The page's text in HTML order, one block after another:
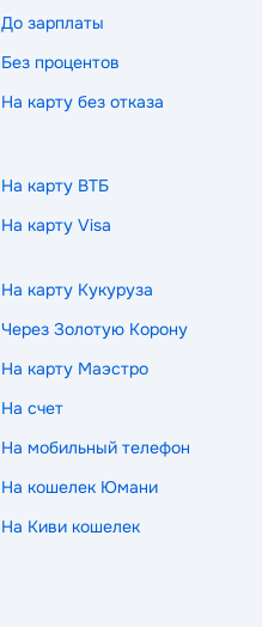
До зарплаты
Без процентов
На карту без отказа
На карту ВТБ
На карту Visa
На карту Кукуруза
Через Золотую Корону
На карту Маэстро
На счет
На мобильный телефон
На кошелек Юмани
На Киви кошелек